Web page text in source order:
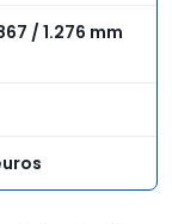
/ 1.276 mm